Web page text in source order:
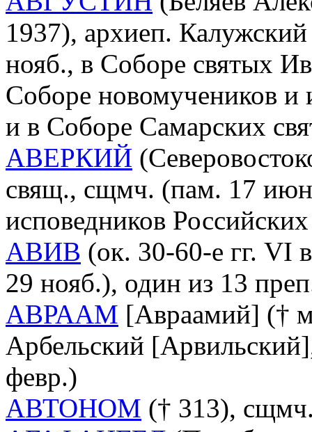
1937), архиеп.
нояб., в Соборе святых
Соборе новомучеников и
и в Соборе Самарских
АВЕРКИЙ
свящ., сщмч. (пам. 17
исповедников
АВИВ (ок. 30-60-е гг. VI
29 нояб.), один из 13
АВРААМ [Авраамий] (†
Арбельский
февр.)
АВТОНОМ († 313),